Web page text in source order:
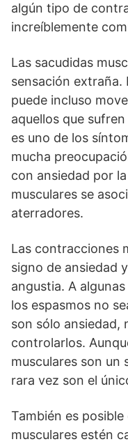
algún tipo de
increíblemente
Las sacudidas
sensación extraña.
puede incluso
aquellos que
es uno de los
mucha
con ansiedad por
musculares se
aterradores.
Las contracciones
signo de ansiedad
angustia. A
los espasmos no
son sólo ansiedad,
controlarlos.
musculares son un
rara vez son el
También es
musculares estén